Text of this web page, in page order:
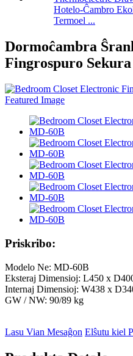
Hotelo-Ĉambro
Termoel ...
Dormoĉambra
Fingrospuro
Priskribo:
Modelo Ne: MD-60B
Eksteraj Dimensioj: L450 x
Internaj Dimensioj: W438 x
GW / NW: 90/89 kg
Lasu Vian Mesaĝon Elŝutu kiel